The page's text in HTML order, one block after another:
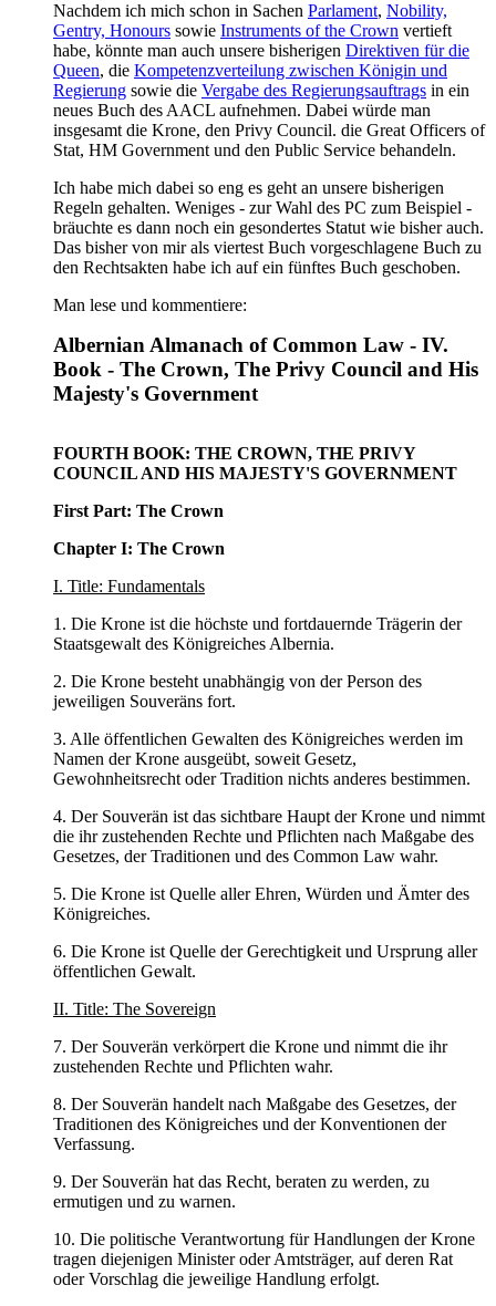
Nachdem ich mich schon in Sachen Parlament, Nobility,
Gentry, Honours sowie Instruments of the Crown vertieft
habe, könnte man auch unsere bisherigen Direktiven für die
Queen, die Kompetenzverteilung zwischen Königin und
Regierung sowie die Vergabe des Regierungsauftrags in ein
neues Buch des AACL aufnehmen. Dabei würde man
insgesamt die Krone, den Privy Council. die Great Officers of
Stat, HM Government und den Public Service behandeln.
Ich habe mich dabei so eng es geht an unsere bisherigen
Regeln gehalten. Weniges - zur Wahl des PC zum Beispiel -
bräuchte es dann noch ein gesondertes Statut wie bisher auch.
Das bisher von mir als viertest Buch vorgeschlagene Buch zu
den Rechtsakten habe ich auf ein fünftes Buch geschoben.
Man lese und kommentiere:
Albernian Almanach of Common Law - IV.
Book - The Crown, The Privy Council and His
Majesty's Government
FOURTH BOOK: THE CROWN, THE PRIVY
COUNCIL AND HIS MAJESTY'S GOVERNMENT
First Part: The Crown
Chapter I: The Crown
I. Title: Fundamentals
1. Die Krone ist die höchste und fortdauernde Trägerin der
Staatsgewalt des Königreiches Albernia.
2. Die Krone besteht unabhängig von der Person des
jeweiligen Souveräns fort.
3. Alle öffentlichen Gewalten des Königreiches werden im
Namen der Krone ausgeübt, soweit Gesetz,
Gewohnheitsrecht oder Tradition nichts anderes bestimmen.
4. Der Souverän ist das sichtbare Haupt der Krone und nimmt
die ihr zustehenden Rechte und Pflichten nach Maßgabe des
Gesetzes, der Traditionen und des Common Law wahr.
5. Die Krone ist Quelle aller Ehren, Würden und Ämter des
Königreiches.
6. Die Krone ist Quelle der Gerechtigkeit und Ursprung aller
öffentlichen Gewalt.
II. Title: The Sovereign
7. Der Souverän verkörpert die Krone und nimmt die ihr
zustehenden Rechte und Pflichten wahr.
8. Der Souverän handelt nach Maßgabe des Gesetzes, der
Traditionen des Königreiches und der Konventionen der
Verfassung.
9. Der Souverän hat das Recht, beraten zu werden, zu
ermutigen und zu warnen.
10. Die politische Verantwortung für Handlungen der Krone
tragen diejenigen Minister oder Amtsträger, auf deren Rat
oder Vorschlag die jeweilige Handlung erfolgt.